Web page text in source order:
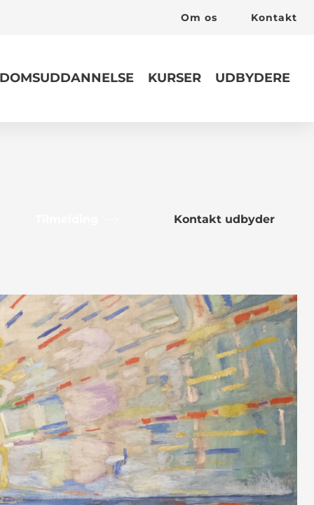
Om os Kontakt
KURSER UDBYDERE
Kontakt udbyder